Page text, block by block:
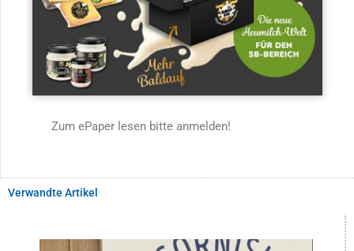
Zum ePaper lesen bitte anmelden!
Verwandte Artikel